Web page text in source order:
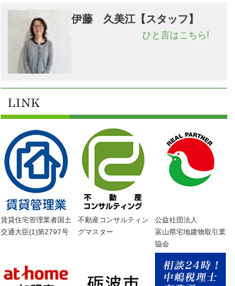
伊藤 久美江【スタッフ】
ひと言はこちら!
賃貸住宅管理業者国土
交通大臣(1)第2797号
不動産コンサルティン
グマスター
公益社団法人
富山県宅地建物取引業
協会